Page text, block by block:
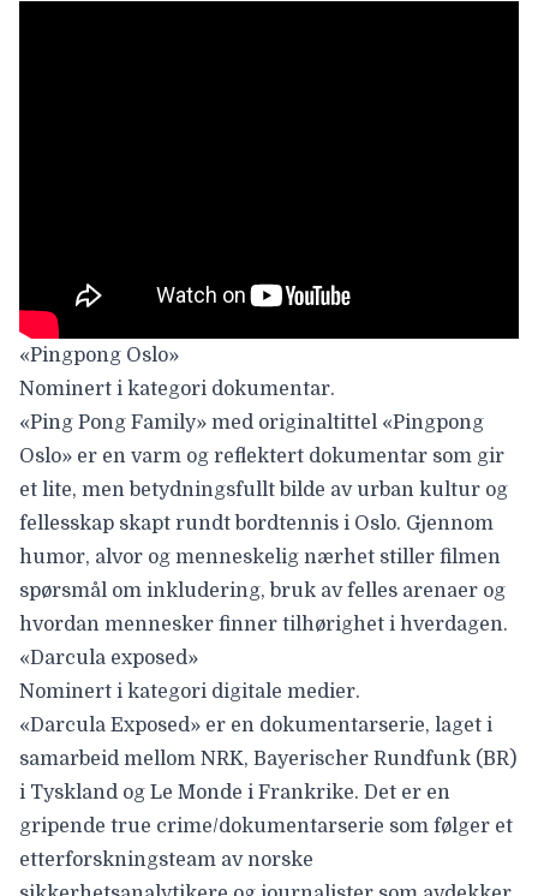
«Pingpong Oslo»
Nominert i kategori dokumentar.
«Ping Pong Family» med originaltittel «Pingpong
Oslo» er en varm og reflektert dokumentar som gir
et lite, men betydningsfullt bilde av urban kultur og
fellesskap skapt rundt bordtennis i Oslo. Gjennom
humor, alvor og menneskelig nærhet stiller filmen
spørsmål om inkludering, bruk av felles arenaer og
hvordan mennesker finner tilhørighet i hverdagen.
«Darcula exposed»
Nominert i kategori digitale medier.
«Darcula Exposed» er en dokumentarserie, laget i
samarbeid mellom NRK, Bayerischer Rundfunk (BR)
i Tyskland og Le Monde i Frankrike. Det er en
gripende true crime/dokumentarserie som følger et
etterforskningsteam av norske